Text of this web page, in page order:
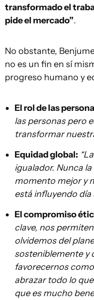
transformado el
pide el mercado”.
No obstante,
no es un fin en sí
progreso humano y
El rol de las
las personas pero
transformar
Equidad global:
igualador. Nunca
momento mejor y
está influyendo día
El compromiso
clave, nos
olvidemos del
sosteniblemente y
favorecernos
abrazar todo lo
que es mucho